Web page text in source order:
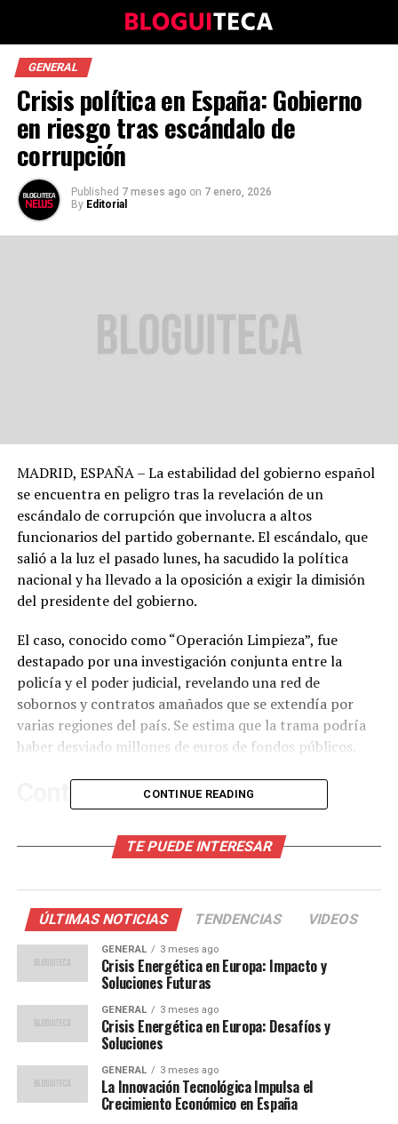
GENERAL
Crisis política en España: Gobierno
en riesgo tras escándalo de
corrupción
Published 7 meses ago on 7 enero, 2026
By Editorial
MADRID, ESPAÑA – La estabilidad del gobierno español
se encuentra en peligro tras la revelación de un
escándalo de corrupción que involucra a altos
funcionarios del partido gobernante. El escándalo, que
salió a la luz el pasado lunes, ha sacudido la política
nacional y ha llevado a la oposición a exigir la dimisión
del presidente del gobierno.
El caso, conocido como “Operación Limpieza”, fue
destapado por una investigación conjunta entre la
policía y el poder judicial, revelando una red de
sobornos y contratos amañados que se extendía por
varias regiones del país. Se estima que la trama podría
haber desviado millones de euros de fondos públicos.
Contexto del escándalo
española, pero la magnitud de este caso ha sorprendido
informes preliminares, la red de corrupción operaba
desde hace más de una década, implicando a
funcionarios de alto rango y empresarios influyentes.
El escándalo ha reavivado el debate sobre la
país que aún se recupera de la crisis económica de 2008,
los ciudadanos expresan su indignación por la aparente
impunidad con que operaban estos funcionarios.
Reacciones políticas y sociales
CONTINUE READING
TE PUEDE INTERESAR
ÚLTIMAS NOTICIAS TENDENCIAS VIDEOS
GENERAL 3 meses ago
Crisis Energética en Europa: Impacto y
Soluciones Futuras
GENERAL 3 meses ago
Crisis Energética en Europa: Desafíos y
Soluciones
GENERAL 3 meses ago
La Innovación Tecnológica Impulsa el
Crecimiento Económico en España